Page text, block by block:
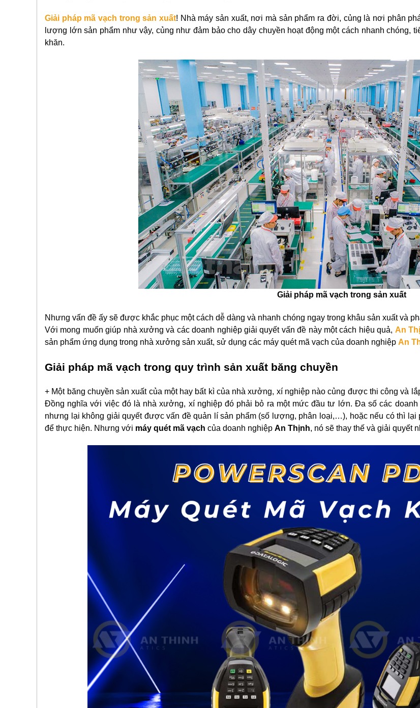
Giải pháp mã vạch trong sản xuất! Nhà máy sản xuất, nơi mà sản phẩm ra đời, củng là nơi phân
lượng lớn sản phẩm như vậy, củng như đảm bảo cho dây chuyền hoạt động một cách nhanh chóng,
khăn.
Giải pháp mã vạch trong sản xuất
Nhưng vấn đề ấy sẽ được khắc phục một cách dễ dàng và nhanh chóng ngay trong khâu sản xuất và
Với mong muốn giúp nhà xưởng và các doanh nghiệp giải quyết vấn đề này một cách hiệu quả, An
sản phẩm ứng dụng trong nhà xưởng sản xuất, sử dụng các máy quét mã vạch của doanh nghiệp An
Giải pháp mã vạch trong quy trình sản xuất băng chuyền
+ Một băng chuyền sản xuất của một hay bất kì của nhà xưởng, xí nghiệp nào củng được thi công và
Đồng nghĩa với việc đó là nhà xưởng, xí nghiệp đó phải bỏ ra một mức đầu tư lớn. Đa số các
nhưng lại không giải quyết được vấn đề quản lí sản phẩm (số lượng, phân loại,…), hoặc nếu có thì lại
để thực hiện. Nhưng với máy quét mã vạch của doanh nghiệp An Thịnh, nó sẽ thay thế và giải quyết